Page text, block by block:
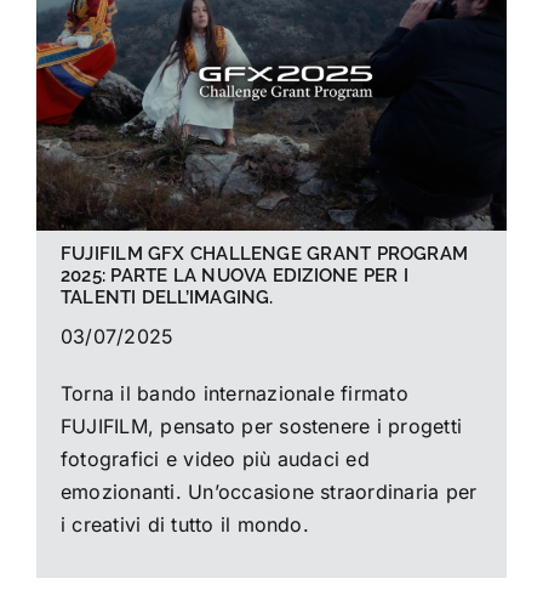
La foto del mese
Guide
Cerca
per:
FUJIFILM GFX CHALLENGE GRANT PROGRAM
2025: PARTE LA NUOVA EDIZIONE PER I
TALENTI DELL’IMAGING.
03/07/2025
Torna il bando internazionale firmato
FUJIFILM, pensato per sostenere i progetti
fotografici e video più audaci ed
emozionanti. Un’occasione straordinaria per
i creativi di tutto il mondo.